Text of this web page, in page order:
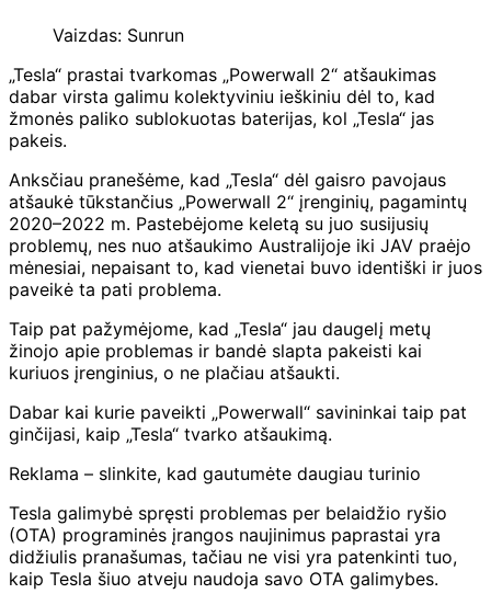
Vaizdas: Sunrun
„Tesla“ prastai tvarkomas „Powerwall 2“ atšaukimas
dabar virsta galimu kolektyviniu ieškiniu dėl to, kad
žmonės paliko sublokuotas baterijas, kol „Tesla“ jas
pakeis.
Anksčiau pranešėme, kad „Tesla“ dėl gaisro pavojaus
atšaukė tūkstančius „Powerwall 2“ įrenginių, pagamintų
2020–2022 m. Pastebėjome keletą su juo susijusių
problemų, nes nuo atšaukimo Australijoje iki JAV praėjo
mėnesiai, nepaisant to, kad vienetai buvo identiški ir juos
paveikė ta pati problema.
Taip pat pažymėjome, kad „Tesla“ jau daugelį metų
žinojo apie problemas ir bandė slapta pakeisti kai
kuriuos įrenginius, o ne plačiau atšaukti.
Dabar kai kurie paveikti „Powerwall“ savininkai taip pat
ginčijasi, kaip „Tesla“ tvarko atšaukimą.
Reklama – slinkite, kad gautumėte daugiau turinio
Tesla galimybė spręsti problemas per belaidžio ryšio
(OTA) programinės įrangos naujinimus paprastai yra
didžiulis pranašumas, tačiau ne visi yra patenkinti tuo,
kaip Tesla šiuo atveju naudoja savo OTA galimybes.